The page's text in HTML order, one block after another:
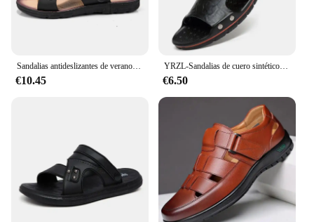
Sandalias antideslizantes de verano para Hombre, zapatos informales de playa, senderismo, agua
€10.45
YRZL-Sandalias de cuero sintético para hombre, zapatillas clásicas de verano, suaves, negras, ligeras, EVA
€6.50